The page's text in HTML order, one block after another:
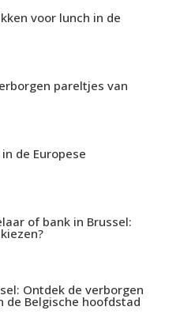
voor lunch in de
pareltjes van
de Europese
of bank in Brussel:
Ontdek de verborgen
de Belgische hoofdstad